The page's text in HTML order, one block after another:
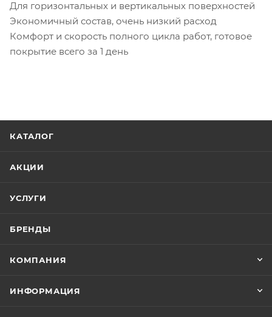
Для горизонтальных и вертикальных поверхностей
Экономичный состав, очень низкий расход
Комфорт и скорость полного цикла работ, готовое
покрытие всего за 1 день
КАТАЛОГ
АКЦИИ
УСЛУГИ
БРЕНДЫ
КОМПАНИЯ
ИНФОРМАЦИЯ